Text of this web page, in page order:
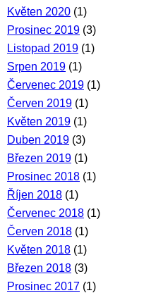
Květen 2020 (1)
Prosinec 2019 (3)
Listopad 2019 (1)
Srpen 2019 (1)
Červenec 2019 (1)
Červen 2019 (1)
Květen 2019 (1)
Duben 2019 (3)
Březen 2019 (1)
Prosinec 2018 (1)
Říjen 2018 (1)
Červenec 2018 (1)
Červen 2018 (1)
Květen 2018 (1)
Březen 2018 (3)
Prosinec 2017 (1)